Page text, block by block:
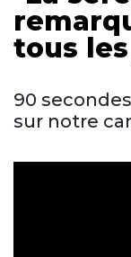
tous
90
sur notre